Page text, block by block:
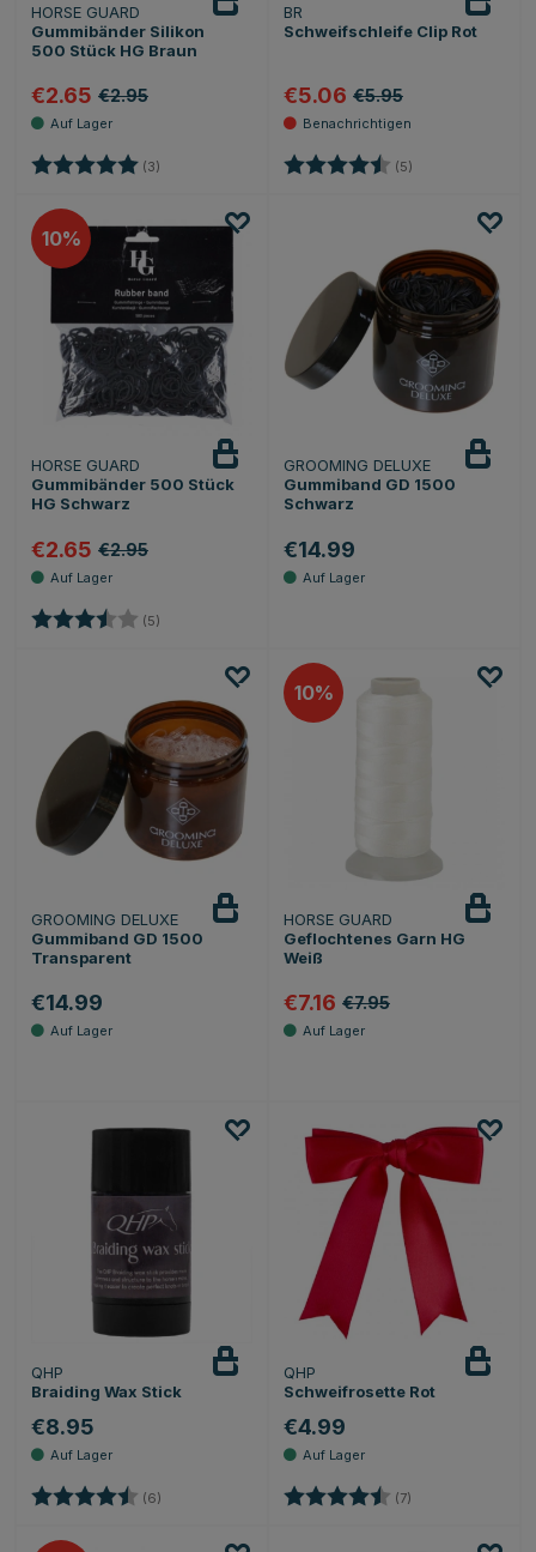
HORSE GUARD
Gummibänder Silikon
500 Stück HG Braun
€2.65 €2.95
Bewertung: (3)
BR
Schweifschleife Clip Rot
€5.06 €5.95
Bewertung: (5)
10
HORSE GUARD
Gummibänder 500 Stück
HG Schwarz
€2.65 €2.95
Bewertung: (5)
GROOMING DELUXE
Gummiband GD 1500
Schwarz
€14.99
GROOMING DELUXE
Gummiband GD 1500
Transparent
€14.99
10
HORSE GUARD
Geflochtenes Garn HG
Weiß
€7.16 €7.95
QHP
Braiding Wax Stick
€8.95
Bewertung: (6) 4.3 von 5 Sternen
QHP
Schweifrosette Rot
€4.99
Bewertung: (7)